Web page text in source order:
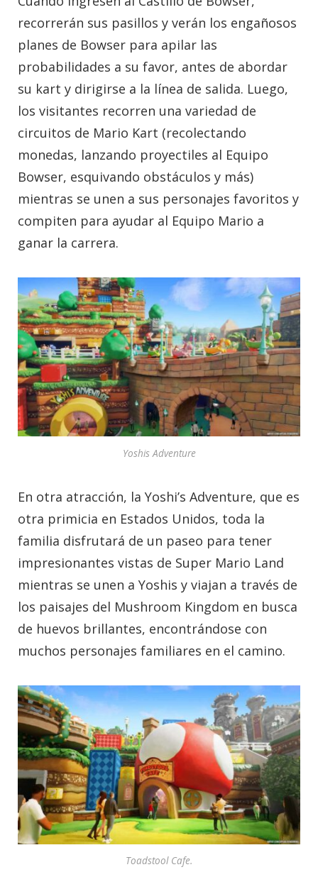
recorrerán sus pasillos y verán los engañosos
planes de Bowser para apilar las
probabilidades a su favor, antes de abordar
su kart y dirigirse a la línea de salida. Luego,
los visitantes recorren una variedad de
circuitos de Mario Kart (recolectando
monedas, lanzando proyectiles al Equipo
Bowser, esquivando obstáculos y más)
mientras se unen a sus personajes favoritos y
compiten para ayudar al Equipo Mario a
ganar la carrera.
Yoshis Adventure
En otra atracción, la Yoshi’s Adventure, que es
otra primicia en Estados Unidos, toda la
familia disfrutará de un paseo para tener
impresionantes vistas de Super Mario Land
mientras se unen a Yoshis y viajan a través de
los paisajes del Mushroom Kingdom en busca
de huevos brillantes, encontrándose con
muchos personajes familiares en el camino.
Toadstool Cafe.